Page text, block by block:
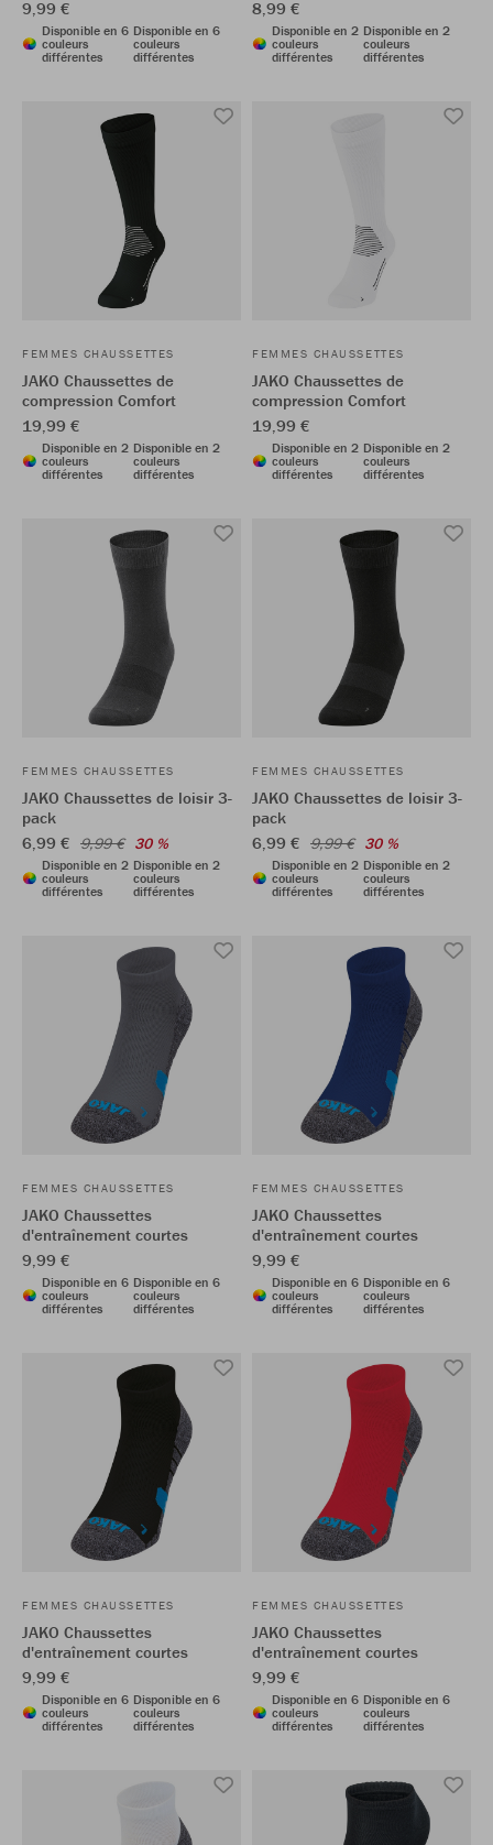
9,99 €
Disponible en 6
couleurs
différentes
Disponible en 6
couleurs
différentes
8,99 €
Disponible en 2
couleurs
différentes
Disponible en 2
couleurs
différentes
FEMMES CHAUSSETTES
JAKO Chaussettes de
compression Comfort
19,99 €
Disponible en 2
couleurs
différentes
Disponible en 2
couleurs
différentes
FEMMES CHAUSSETTES
JAKO Chaussettes de
compression Comfort
19,99 €
Disponible en 2
couleurs
différentes
Disponible en 2
couleurs
différentes
FEMMES CHAUSSETTES
JAKO Chaussettes de loisir 3-
pack
6,99 € 9,99 € 30 %
Disponible en 2
couleurs
différentes
Disponible en 2
couleurs
différentes
FEMMES CHAUSSETTES
JAKO Chaussettes de loisir 3-
pack
6,99 € 9,99 € 30 %
Disponible en 2
couleurs
différentes
Disponible en 2
couleurs
différentes
FEMMES CHAUSSETTES
JAKO Chaussettes
d'entraînement courtes
9,99 €
Disponible en 6
couleurs
différentes
Disponible en 6
couleurs
différentes
FEMMES CHAUSSETTES
JAKO Chaussettes
d'entraînement courtes
9,99 €
Disponible en 6
couleurs
différentes
Disponible en 6
couleurs
différentes
FEMMES CHAUSSETTES
JAKO Chaussettes
d'entraînement courtes
9,99 €
Disponible en 6
couleurs
différentes
Disponible en 6
couleurs
différentes
FEMMES CHAUSSETTES
JAKO Chaussettes
d'entraînement courtes
9,99 €
Disponible en 6
couleurs
différentes
Disponible en 6
couleurs
différentes